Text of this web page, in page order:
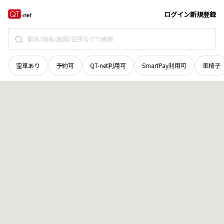
ログイン新規登録
空車あり 予約可 QT-net利用可 SmartPay利用可 車椅子
奈良県